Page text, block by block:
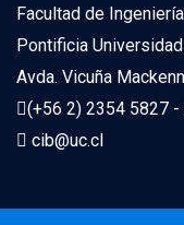
Facultad de
Pontificia
Avda. Vicuña
(+56 2) 2354 5827
cib@uc.cl